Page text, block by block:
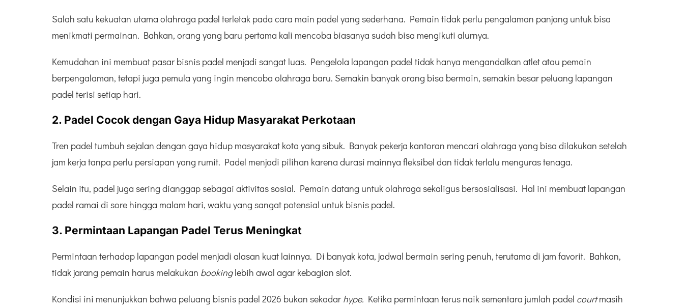
Salah satu kekuatan utama olahraga padel terletak pada cara main padel yang sederhana. Pemain tidak perlu pengalaman panjang untuk bisa
menikmati permainan. Bahkan, orang yang baru pertama kali mencoba biasanya sudah bisa mengikuti alurnya.
Kemudahan ini membuat pasar bisnis padel menjadi sangat luas. Pengelola lapangan padel tidak hanya mengandalkan atlet atau pemain
berpengalaman, tetapi juga pemula yang ingin mencoba olahraga baru. Semakin banyak orang bisa bermain, semakin besar peluang lapangan
padel terisi setiap hari.
2. Padel Cocok dengan Gaya Hidup Masyarakat Perkotaan
Tren padel tumbuh sejalan dengan gaya hidup masyarakat kota yang sibuk. Banyak pekerja kantoran mencari olahraga yang bisa dilakukan setelah
jam kerja tanpa perlu persiapan yang rumit. Padel menjadi pilihan karena durasi mainnya fleksibel dan tidak terlalu menguras tenaga.
Selain itu, padel juga sering dianggap sebagai aktivitas sosial. Pemain datang untuk olahraga sekaligus bersosialisasi. Hal ini membuat lapangan
padel ramai di sore hingga malam hari, waktu yang sangat potensial untuk bisnis padel.
3. Permintaan Lapangan Padel Terus Meningkat
Permintaan terhadap lapangan padel menjadi alasan kuat lainnya. Di banyak kota, jadwal bermain sering penuh, terutama di jam favorit. Bahkan,
tidak jarang pemain harus melakukan bookinglebih awal agar kebagian slot.
Kondisi ini menunjukkan bahwa peluang bisnis padel 2026 bukan sekadar hype. Ketika permintaan terus naik sementara jumlah padel courtmasih